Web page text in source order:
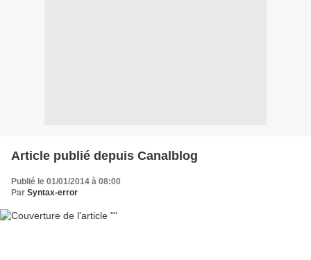
Article publié depuis Canalblog
Publié le 01/01/2014 à 08:00
Par Syntax-error